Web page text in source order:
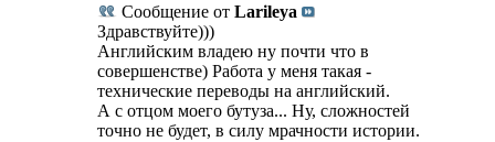
Сообщение от Larileya
Здравствуйте)))
Английским владею ну почти что в
совершенстве) Работа у меня такая -
технические переводы на английский.
А с отцом моего бутуза... Ну, сложностей
точно не будет, в силу мрачности истории.